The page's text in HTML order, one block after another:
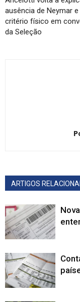
ausência de Neymar
critério físico em
da Seleção
ARTIGOS